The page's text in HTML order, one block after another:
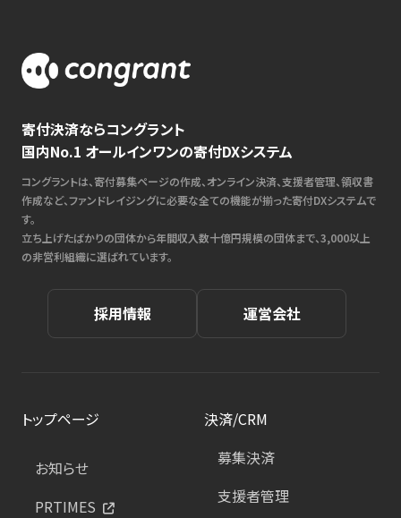
寄付決済ならコングラント
国内No.1 オールインワンの寄付DXシステム
コングラントは、寄付募集ページの作成、オンライン決済、支援者管理、領収書
作成など、ファンドレイジングに必要な全ての機能が揃った寄付DXシステムで
す。
立ち上げたばかりの団体から年間収入数十億円規模の団体まで、3,000以上
の非営利組織に選ばれています。
採用情報 運営会社
トップページ
お知らせ
PRTIMES
決済/CRM
募集決済
支援者管理